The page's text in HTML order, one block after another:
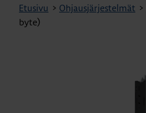
Etusivu > Ohjausjärjestelmät >
byte)